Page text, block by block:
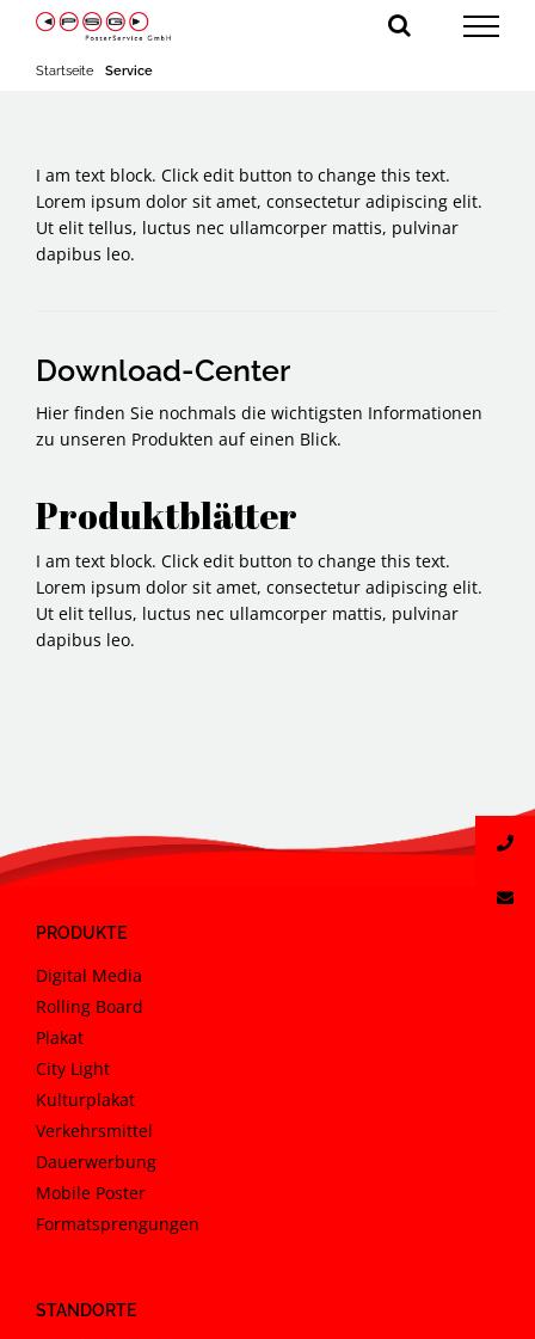
Inhalt
springen
Startseite Service
I am text block. Click edit button to change this text.
Lorem ipsum dolor sit amet, consectetur adipiscing elit.
Ut elit tellus, luctus nec ullamcorper mattis, pulvinar
dapibus leo.
Download-Center
Hier finden Sie nochmals die wichtigsten Informationen
zu unseren Produkten auf einen Blick.
Produktblätter
I am text block. Click edit button to change this text.
Lorem ipsum dolor sit amet, consectetur adipiscing elit.
Ut elit tellus, luctus nec ullamcorper mattis, pulvinar
dapibus leo.
PRODUKTE
Digital Media
Rolling Board
Plakat
City Light
Kulturplakat
Verkehrsmittel
Dauerwerbung
Mobile Poster
Formatsprengungen
STANDORTE